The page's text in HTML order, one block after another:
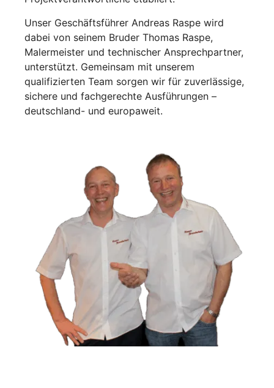
Unser Geschäftsführer Andreas Raspe wird
dabei von seinem Bruder Thomas Raspe,
Malermeister und technischer Ansprechpartner,
unterstützt. Gemeinsam mit unserem
qualifizierten Team sorgen wir für zuverlässige,
sichere und fachgerechte Ausführungen –
deutschland- und europaweit.